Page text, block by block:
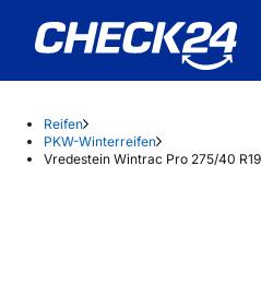
Reifen
PKW-Winterreifen
Vredestein Wintrac Pro 275/40